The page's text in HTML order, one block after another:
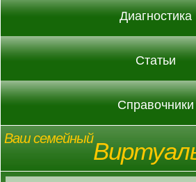
Диагностика
Статьи
Справочники
Ваш семейный